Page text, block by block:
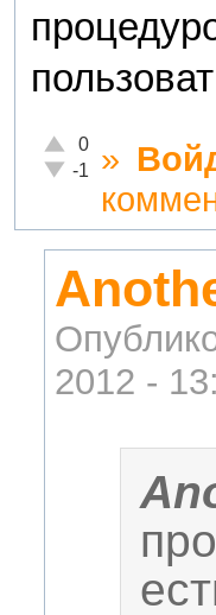
Отлично!
0
Неадекватно!
-1 »
2012 -